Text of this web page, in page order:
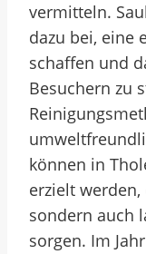
vermitteln.
dazu bei, eine
schaffen und
Besuchern zu
können in
erzielt
sondern auch
sorgen. Im